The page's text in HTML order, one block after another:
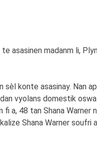
asasinen madanm li,
konte asasinay. Nan
vyolans domestik
a, 48 tan Shana Warner
Shana Warner soufri